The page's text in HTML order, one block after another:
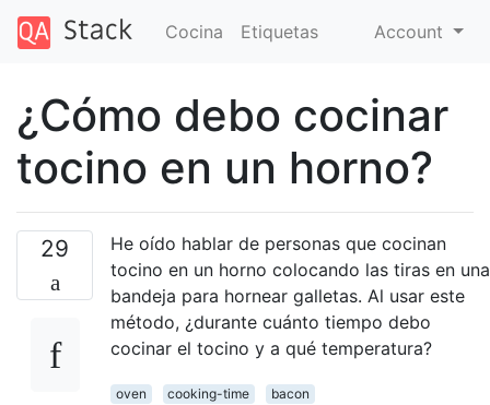
Cocina Etiquetas Account
¿Cómo debo cocinar
tocino en un horno?
29
He oído hablar de personas que cocinan
tocino en un horno colocando las tiras en una
bandeja para hornear galletas. Al usar este
método, ¿durante cuánto tiempo debo
cocinar el tocino y a qué temperatura?
oven cooking-time
bacon